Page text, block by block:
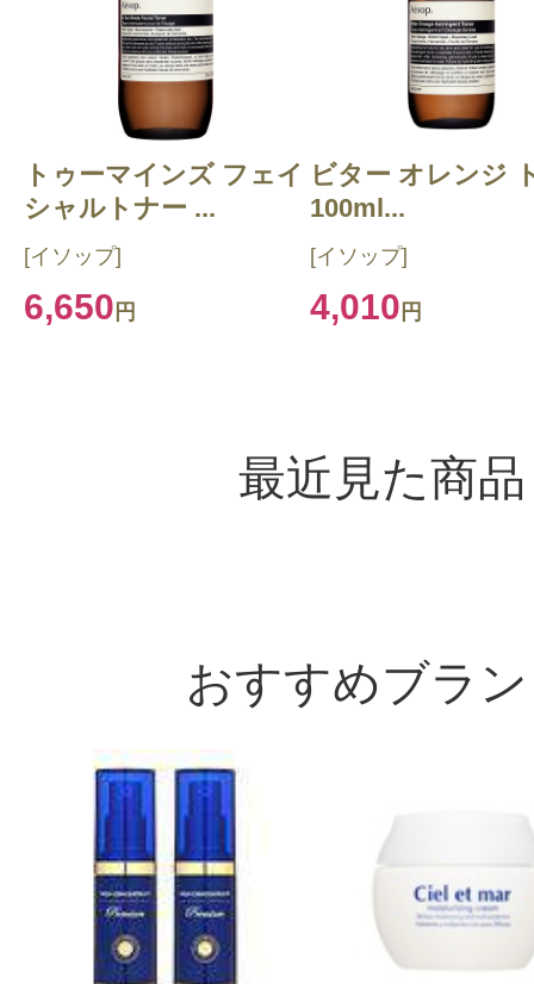
トゥーマインズ フェイ
シャルトナー ...
[イソップ]
6,650 円
ビター オレンジ
100ml...
[イソップ]
4,010 円
最近見た商品
おすすめブラ